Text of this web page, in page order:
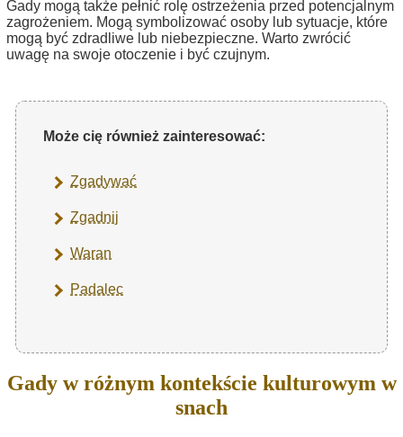
Gady mogą także pełnić rolę ostrzeżenia przed potencjalnym
zagrożeniem. Mogą symbolizować osoby lub sytuacje, które
mogą być zdradliwe lub niebezpieczne. Warto zwrócić
uwagę na swoje otoczenie i być czujnym.
Może cię również zainteresować:
Zgadywać
Zgadnij
Waran
Padalec
Gady w różnym kontekście kulturowym w
snach